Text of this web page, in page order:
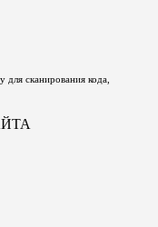
сканирования кода,